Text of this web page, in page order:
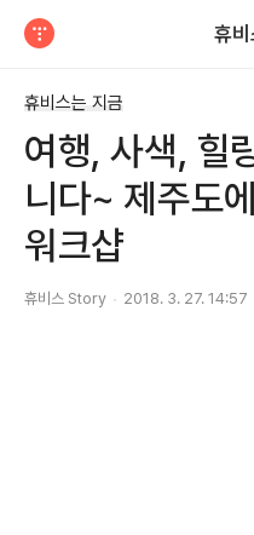
휴
휴비스는 지금
여행, 사색, 힐
니다~ 제주도
워크샵
휴비스 Story 2018. 3. 27. 14:57